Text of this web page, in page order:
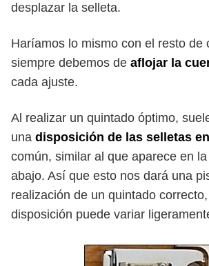
desplazar la selleta.
Haríamos lo mismo con el resto de
siempre debemos de aflojar la
cada ajuste.
Al realizar un quintado óptimo,
una disposición de las selletas
común, similar al que aparece en
abajo. Así que esto nos dará una
realización de un quintado
disposición puede variar